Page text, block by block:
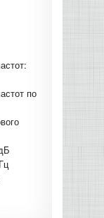
по